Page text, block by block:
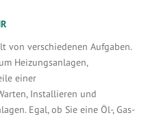
von verschiedenen Aufgaben.
Heizungsanlagen,
einer
Installieren und
Egal, ob Sie eine Öl-, Gas-